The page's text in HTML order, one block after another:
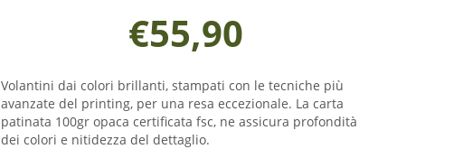
€55,90
Volantini dai colori brillanti, stampati con le tecniche più
avanzate del printing, per una resa eccezionale. La carta
patinata 100gr opaca certificata fsc, ne assicura profondità
dei colori e nitidezza del dettaglio.